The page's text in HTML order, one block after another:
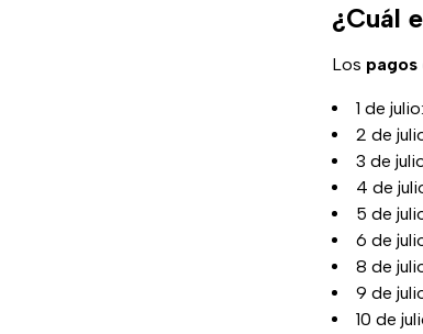
¿Cuál
Los pagos
1 de
2 de
3 de
4 de
5 de
6 de
8 de
9 de
10 de